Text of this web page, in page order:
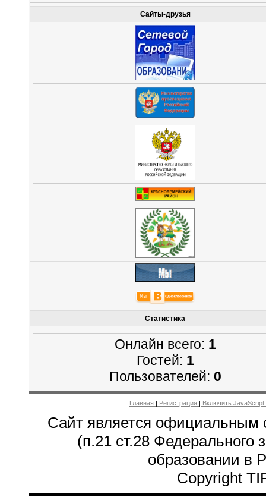
Сайты-друзья
Статистика
Онлайн всего: 1
Гостей: 1
Пользователей: 0
Главная | Регистрация | Включить JavaScript
Сайт является официальным
(п.21 ст.28 Федерального
образовании в
Copyright